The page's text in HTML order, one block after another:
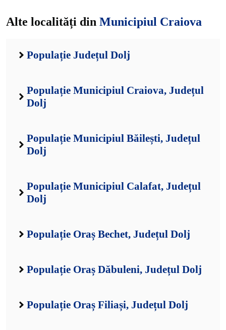
Alte localități din Municipiul Craiova
Populație Județul Dolj
Populație Municipiul Craiova, Județul
Dolj
Populație Municipiul Băilești, Județul
Dolj
Populație Municipiul Calafat, Județul
Dolj
Populație Oraș Bechet, Județul Dolj
Populație Oraș Dăbuleni, Județul Dolj
Populație Oraș Filiași, Județul Dolj